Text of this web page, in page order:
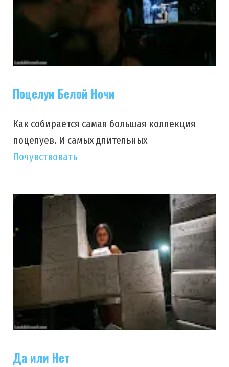
Поцелуи Белой Ночи
Как собирается самая большая коллекция
поцелуев. И самых длительных
Почувствовать
Да или Нет